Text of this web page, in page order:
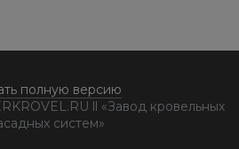
полную версию
ll «Завод кровельных
систем»